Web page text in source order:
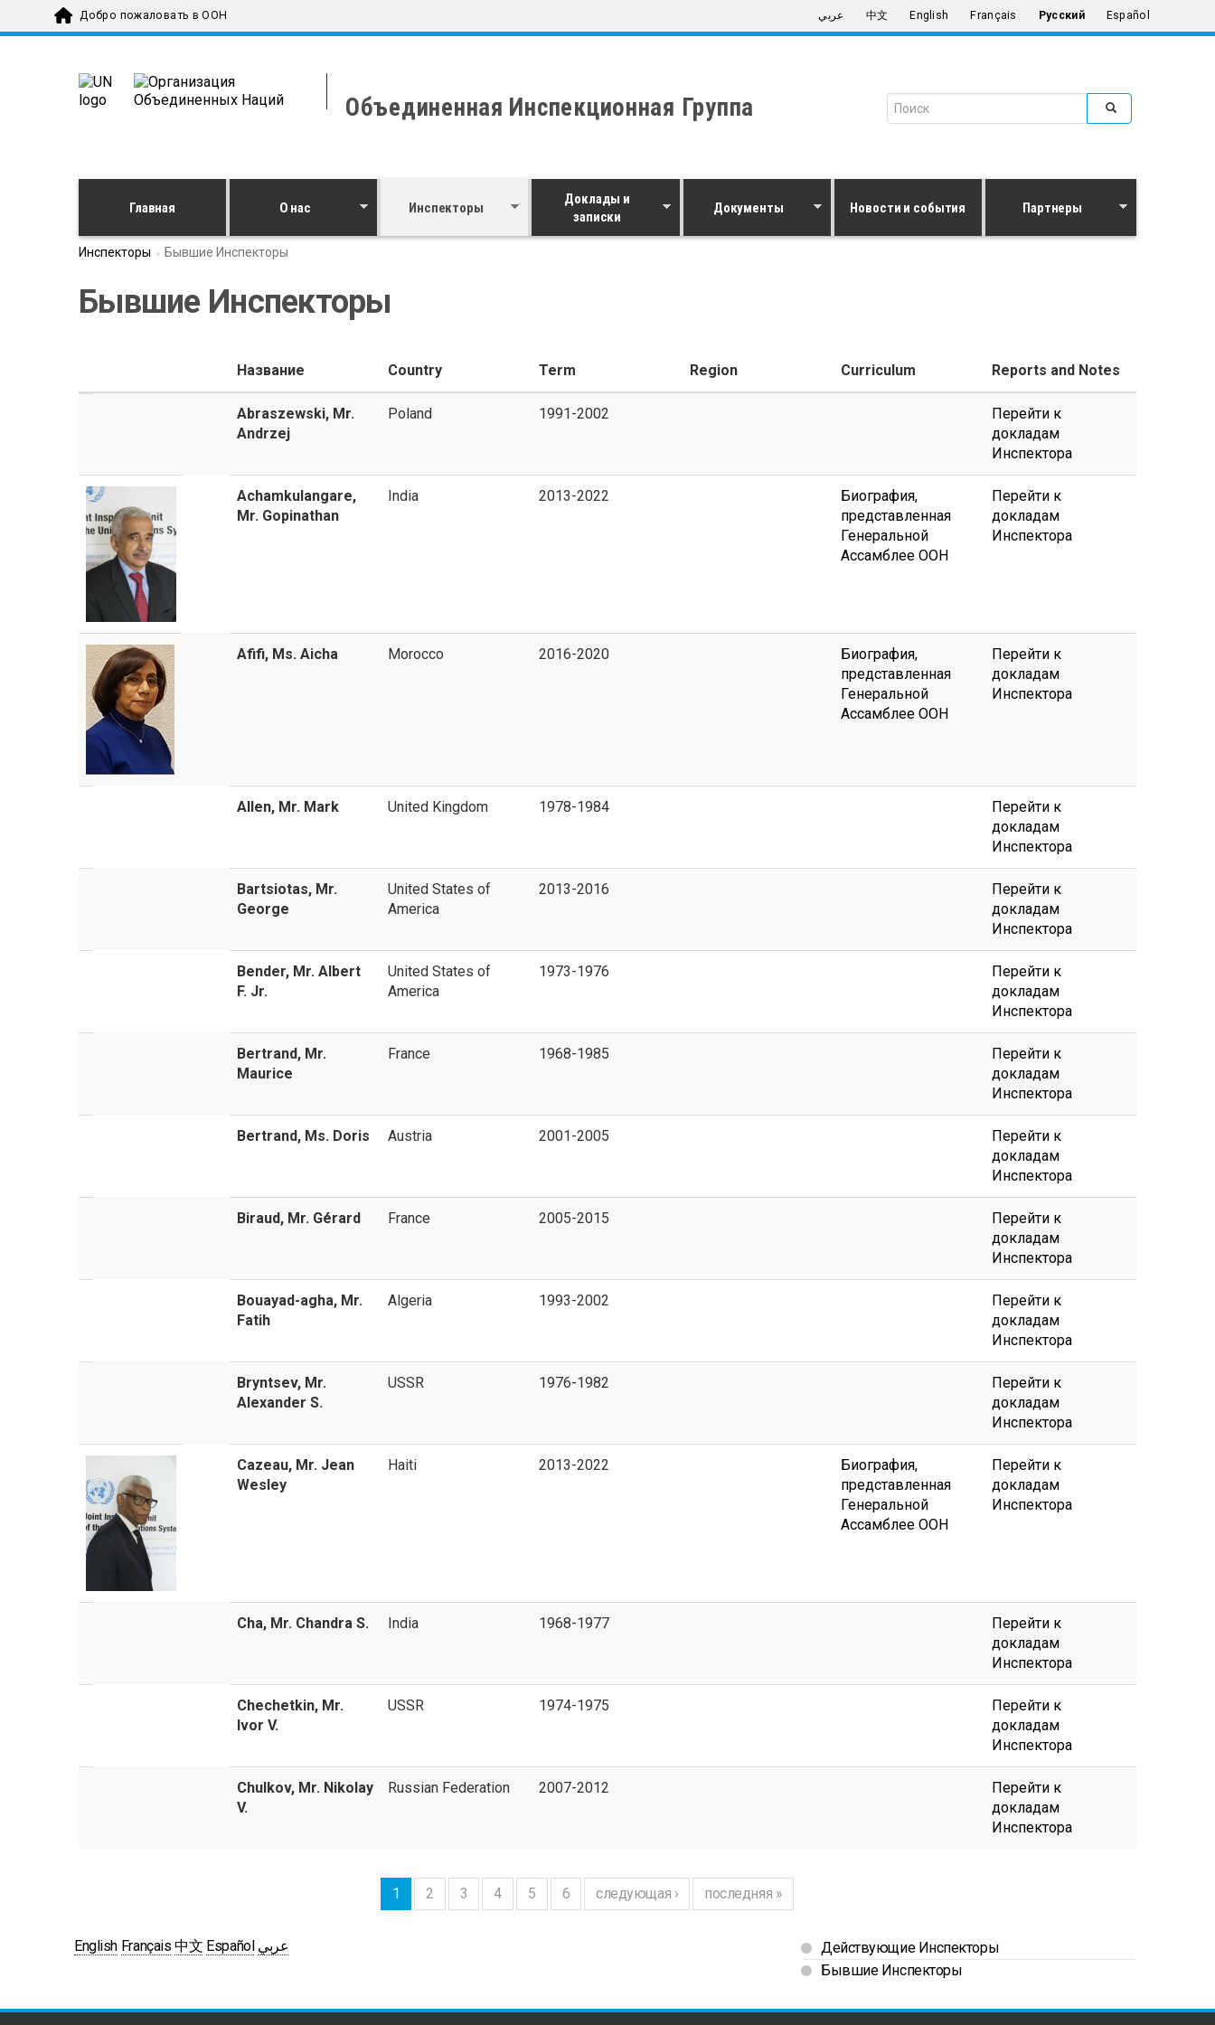
Skip to main contentДобро пожаловать в ООН عربي 中文 English Français Русский Español
Объединенная Инспекционная Группа Search form
Главная О нас Инспекторы
Доклады и
записки
Документы Новости и события Партнеры
Инспекторы Бывшие Инспекторы
Бывшие Инспекторы
Название Country Term Region Curriculum Reports and Notes
Abraszewski, Mr.
Andrzej
Poland 1991-2002
Перейти к
докладам
Инспектора
Achamkulangare,
Mr. Gopinathan
India 2013-2022
Биография,
представленная
Генеральной
Ассамблее ООН
Перейти к
докладам
Инспектора
Afifi, Ms. Aicha Morocco 2016-2020
Биография,
представленная
Генеральной
Ассамблее ООН
Перейти к
докладам
Инспектора
Allen, Mr. Mark United Kingdom 1978-1984
Перейти к
докладам
Инспектора
Bartsiotas, Mr.
George
United States of
America
2013-2016
Перейти к
докладам
Инспектора
Bender, Mr. Albert
F. Jr.
United States of
America
1973-1976
Перейти к
докладам
Инспектора
Bertrand, Mr.
Maurice
France 1968-1985
Перейти к
докладам
Инспектора
Bertrand, Ms. Doris Austria 2001-2005
Перейти к
докладам
Инспектора
Biraud, Mr. Gérard France 2005-2015
Перейти к
докладам
Инспектора
Bouayad-agha, Mr.
Fatih
Algeria 1993-2002
Перейти к
докладам
Инспектора
Bryntsev, Mr.
Аlexander S.
USSR 1976-1982
Перейти к
докладам
Инспектора
Cazeau, Mr. Jean
Wesley
Haiti 2013-2022
Биография,
представленная
Генеральной
Ассамблее ООН
Перейти к
докладам
Инспектора
Cha, Mr. Chandra S. India 1968-1977
Перейти к
докладам
Инспектора
Chechetkin, Mr.
Ivor V.
USSR 1974-1975
Перейти к
докладам
Инспектора
Chulkov, Mr. Nikolay
V.
Russian Federation 2007-2012
Перейти к
докладам
Инспектора
1 2 3 4 5 6 следующая › последняя »
English Français 中文 Español عربي
Действующие Инспекторы
Бывшие Инспекторы